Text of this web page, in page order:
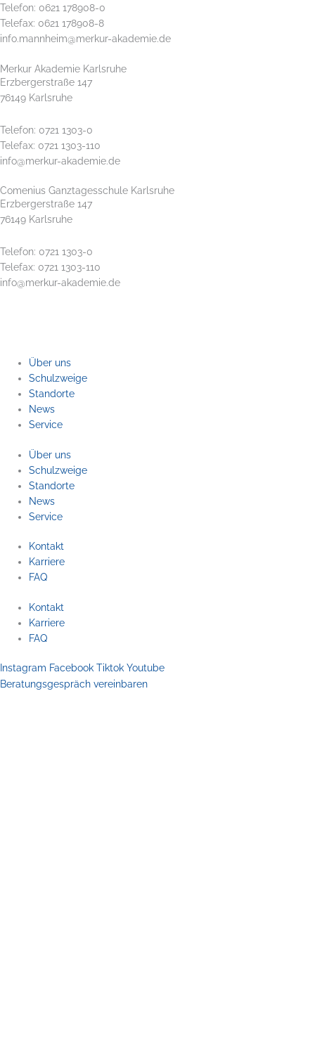
Telefon: 0621 178908-0
Telefax: 0621 178908-8
info.mannheim@merkur-akademie.de
Merkur Akademie Karlsruhe
Erzbergerstraße 147
76149 Karlsruhe
Telefon: 0721 1303-0
Telefax: 0721 1303-110
info@merkur-akademie.de
Comenius Ganztagesschule Karlsruhe
Erzbergerstraße 147
76149 Karlsruhe
Telefon: 0721 1303-0
Telefax: 0721 1303-110
info@merkur-akademie.de
Über uns
Schulzweige
Standorte
News
Service
Über uns
Schulzweige
Standorte
News
Service
Kontakt
Karriere
FAQ
Kontakt
Karriere
FAQ
Instagram Facebook Tiktok Youtube
Beratungsgespräch vereinbaren